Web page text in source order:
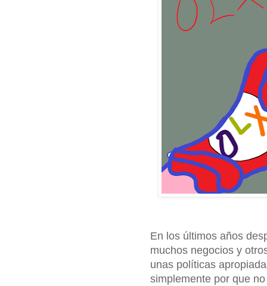
En los últimos años
muchos negocios y
unas políticas
simplemente por que